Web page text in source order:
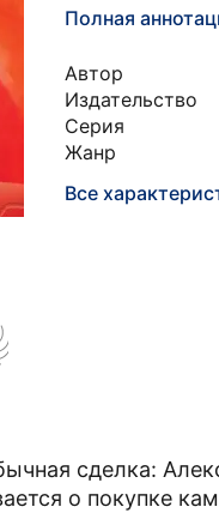
Полная
Автор
Издательство
Серия
Жанр
Все
сделка:
о покупке